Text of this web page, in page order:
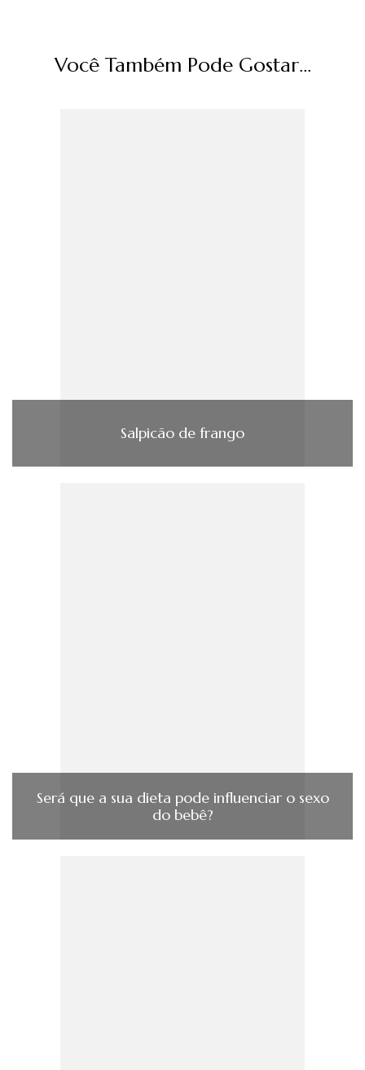
Você Também Pode Gostar...
Salpicão de frango
Será que a sua dieta pode influenciar o sexo
do bebê?